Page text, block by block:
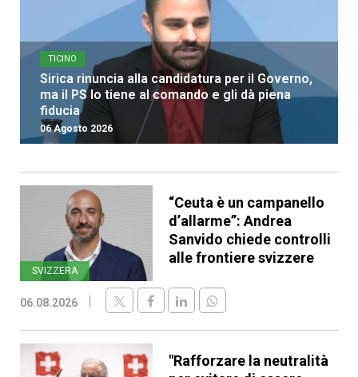
TICINO
Sirica rinuncia alla candidatura per il Governo,
ma il PS lo tiene al comando e gli dà piena
fiducia
06 Agosto 2026
SVIZZERA
“Ceuta è un campanello
d’allarme”: Andrea
Sanvido chiede controlli
alle frontiere svizzere
06.08.2026
"Rafforzare la neutralità